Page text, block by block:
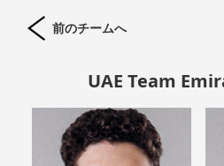
前のチームへ
UAE Team